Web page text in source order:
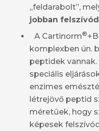
„feldarabolt”,
jobban
A Cartinorm®
komplexben ún.
peptidek
speciális
enzimes
létrejövő peptid
méretűek, hogy
képesek